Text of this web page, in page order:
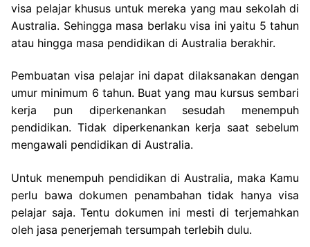
visa pelajar khusus untuk mereka yang mau sekolah di
Australia. Sehingga masa berlaku visa ini yaitu 5 tahun
atau hingga masa pendidikan di Australia berakhir.
Pembuatan visa pelajar ini dapat dilaksanakan dengan
umur minimum 6 tahun. Buat yang mau kursus sembari
kerja pun diperkenankan sesudah menempuh
pendidikan. Tidak diperkenankan kerja saat sebelum
mengawali pendidikan di Australia.
Untuk menempuh pendidikan di Australia, maka Kamu
perlu bawa dokumen penambahan tidak hanya visa
pelajar saja. Tentu dokumen ini mesti di terjemahkan
oleh jasa penerjemah tersumpah terlebih dulu.